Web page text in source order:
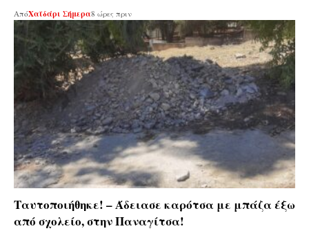
ΑπόΧαϊδάρι Σήμερα8 ώρες πριν
Ταυτοποιήθηκε! – Άδειασε καρότσα με μπάζα έξω
από σχολείο, στην Παναγίτσα!